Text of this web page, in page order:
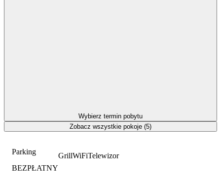
Parking
BEZPŁATNY
GrillWiFiTelewizor
Wybierz termin pobytu
Zobacz wszystkie pokoje (5)